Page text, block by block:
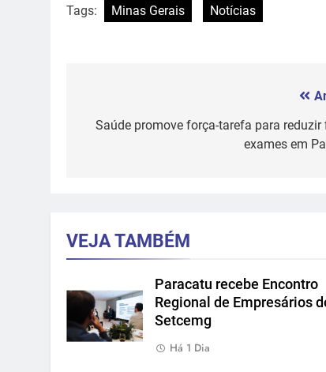
Tags: Minas Gerais Notícias
de
Saúde promove força-tarefa para reduzir
exames em
VEJA TAMBÉM
Paracatu recebe Encontro
Regional de Empresários
Setcemg
Há 1 Dia